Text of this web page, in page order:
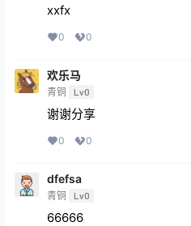
xxfx
0 0
欢乐马
青铜 Lv0
谢谢分享
0 0
dfefsa
青铜 Lv0
66666